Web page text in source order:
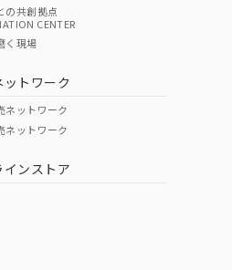
O
の共創拠点
CENTER
く現場
ットワーク
ネットワーク
ネットワーク
インストア